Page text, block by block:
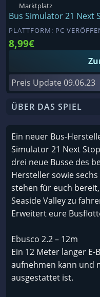
Marktplatz
Bus Simulator 21 Next
PLATTFORM: PC
8,99€
Preis Update 09.06.23
ÜBER DAS SPIEL
Ein neuer Bus-
Simulator 21 Next
drei neue Busse des
Hersteller sowie
stehen für euch
Seaside Valley zu
Erweitert eure
Ebusco 2.2 – 12m
Ein 12 Meter langer E-
aufnehmen kann und
ausgestattet ist.